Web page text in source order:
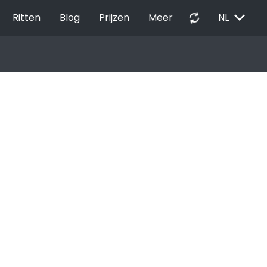
Ritten Blog Prijzen Meer autorenew NL EXPAND_MORE